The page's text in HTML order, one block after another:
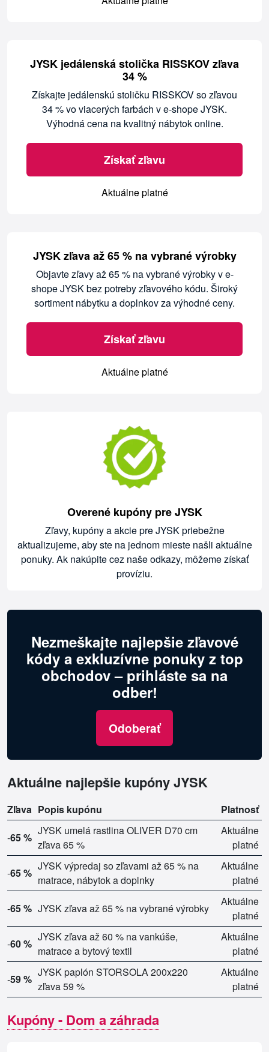
JYSK jedálenská stolička RISSKOV zľava
34 %
Získajte jedálenskú stoličku RISSKOV so zľavou
34 % vo viacerých farbách v e-shope JYSK.
Výhodná cena na kvalitný nábytok online.
Získať zľavu
Aktuálne platné
JYSK zľava až 65 % na vybrané výrobky
Objavte zľavy až 65 % na vybrané výrobky v e-
shope JYSK bez potreby zľavového kódu. Široký
sortiment nábytku a doplnkov za výhodné ceny.
Získať zľavu
Aktuálne platné
Overené kupóny pre JYSK
Zľavy, kupóny a akcie pre JYSK priebežne
aktualizujeme, aby ste na jednom mieste našli aktuálne
ponuky. Ak nakúpite cez naše odkazy, môžeme získať
províziu.
Nezmeškajte najlepšie zľavové
kódy a exkluzívne ponuky z top
obchodov – prihláste sa na
odber!
Odoberať
Aktuálne najlepšie kupóny JYSK
Zľava Popis kupónu Platnosť
-65 %
JYSK umelá rastlina OLIVER D70 cm
zľava 65 %
Aktuálne
platné
-65 %
JYSK výpredaj so zľavami až 65 % na
matrace, nábytok a doplnky
Aktuálne
platné
-65 % JYSK zľava až 65 % na vybrané výrobky
Aktuálne
platné
-60 %
JYSK zľava až 60 % na vankúše,
matrace a bytový textil
Aktuálne
platné
-59 %
JYSK paplón STORSOLA 200x220
zľava 59 %
Aktuálne
platné
Kupóny - Dom a záhrada